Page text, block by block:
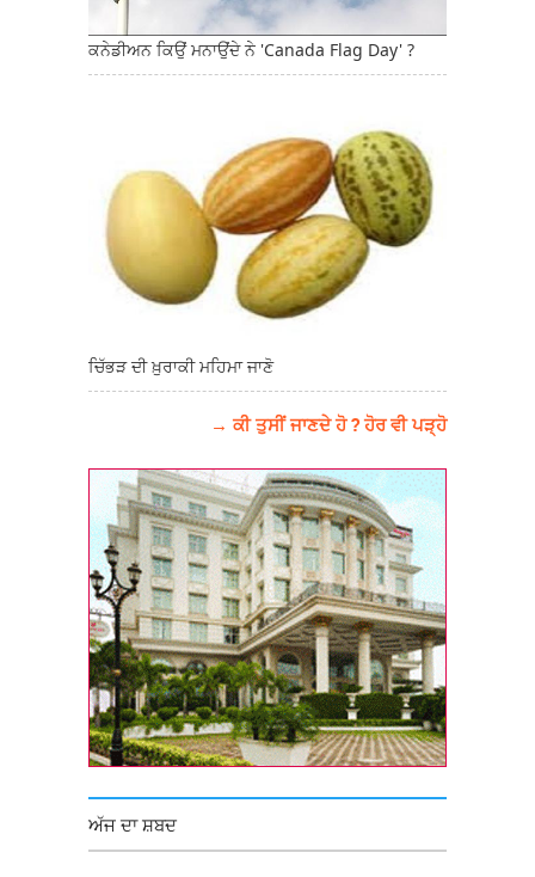
ਕਨੇਡੀਅਨ ਕਿਉਂ ਮਨਾਉਂਦੇ ਨੇ 'Canada Flag Day' ?
ਚਿੱਭੜ ਦੀ ਖ਼ੁਰਾਕੀ ਮਹਿਮਾ ਜਾਣੋ
→ ਕੀ ਤੁਸੀਂ ਜਾਣਦੇ ਹੋ ? ਹੋਰ ਵੀ ਪੜ੍ਹੋ
ਅੱਜ ਦਾ ਸ਼ਬਦ